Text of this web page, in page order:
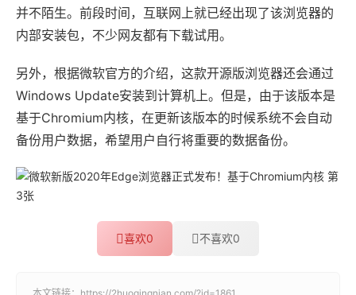
并不陌生。前段时间，互联网上就已经出现了该浏览器的
内部安装包，不少网友都有下载试用。
另外，根据微软官方的介绍，这款开源版浏览器还会通过
Windows Update安装到计算机上。但是，由于该版本是
基于Chromium内核，在更新该版本的时候系统不会自动
备份用户数据，希望用户自行将重要的数据备份。
喜欢0 不喜欢0